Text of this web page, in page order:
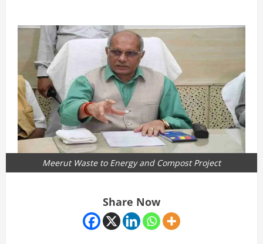
Meerut Waste to Energy and Compost Project
Share Now